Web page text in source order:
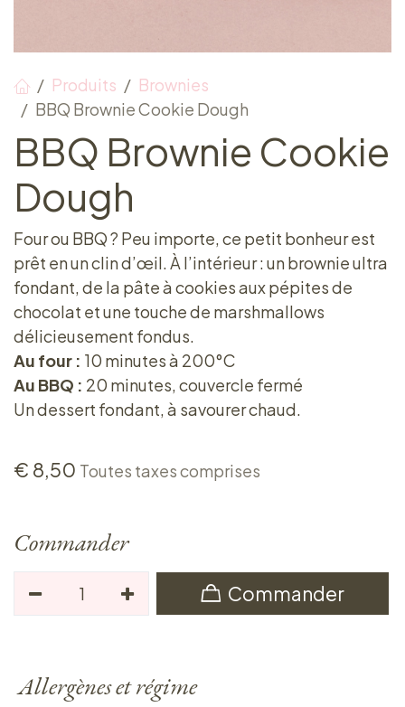
Produits
Brownies
BBQ Brownie Cookie Dough
BBQ Brownie Cookie
Dough
Four ou BBQ ? Peu importe, ce petit bonheur est
prêt en un clin d’œil. À l’intérieur : un brownie ultra
fondant, de la pâte à cookies aux pépites de
chocolat et une touche de marshmallows
délicieusement fondus.
Au four : 10 minutes à 200°C
Au BBQ : 20 minutes, couvercle fermé
Un dessert fondant, à savourer chaud.
€ 8,50 Toutes taxes comprises
Commander
Commander
Allergènes et régime